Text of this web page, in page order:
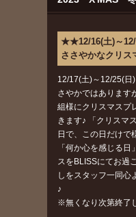
★★12/16(土)～
ささやかなクリス
12/17(土)～12/25(日
さやかではあります
組様にクリスマスプ
きます♪ 「クリスマ
日で、この日だけで
「何か心を感じる
スをBLISSにてお過
しをスタッフ一同心
♪
※無くなり次第終了